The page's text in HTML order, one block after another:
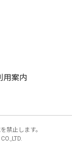
用案内
禁止します。